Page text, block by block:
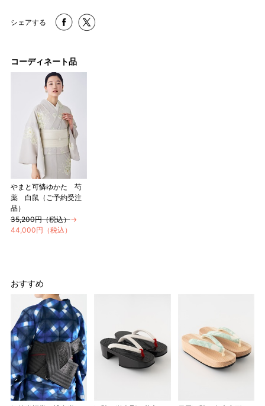
シェアする
コーディネート品
やまと可憐ゆかた 芍
薬 白鼠（ご予約受注
品）
35,200円（税込）→
44,000円（税込）
おすすめ